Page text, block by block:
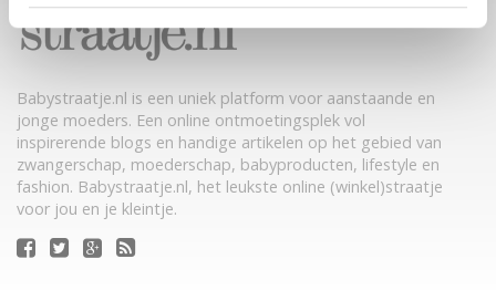
Babystraatje.nl is een uniek platform voor aanstaande en
jonge moeders. Een online ontmoetingsplek vol
inspirerende blogs en handige artikelen op het gebied van
zwangerschap, moederschap, babyproducten, lifestyle en
fashion. Babystraatje.nl, het leukste online (winkel)straatje
voor jou en je kleintje.